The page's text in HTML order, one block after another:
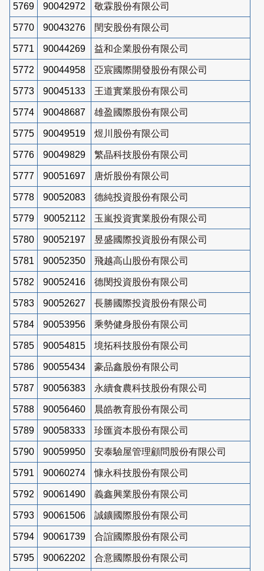
5769 90042972 敬霖股份有限公司
5770 90043276 閏安股份有限公司
5771 90044269 益和企業股份有限公司
5772 90044958 亞宸國際開發股份有限公司
5773 90045133 王道實業股份有限公司
5774 90048687 雄盈國際股份有限公司
5775 90049519 煜川股份有限公司
5776 90049829 繁晶科技股份有限公司
5777 90051697 唐炘股份有限公司
5778 90052083 德純投資股份有限公司
5779 90052112 玉嵐投資實業股份有限公司
5780 90052197 昱盛國際投資股份有限公司
5781 90052350 飛越高山股份有限公司
5782 90052416 德閔投資股份有限公司
5783 90052627 長勝國際投資股份有限公司
5784 90053956 乘勢健身股份有限公司
5785 90054815 境拓科技股份有限公司
5786 90055434 豪品鑫股份有限公司
5787 90056383 永續食農科技股份有限公司
5788 90056460 晨皓教育股份有限公司
5789 90058333 珍匯資本股份有限公司
5790 90059950 安泰驗屋管理顧問股份有限公司
5791 90060274 慷永科技股份有限公司
5792 90061490 義鑫興業股份有限公司
5793 90061506 誠鑛國際股份有限公司
5794 90061739 合誼國際股份有限公司
5795 90062202 合意國際股份有限公司